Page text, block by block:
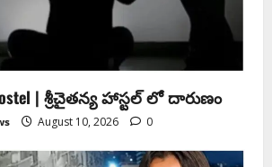
| శ్రీ‌చైత‌న్య హాస్ట‌ల్ లో దారుణం
August 10, 2026 0